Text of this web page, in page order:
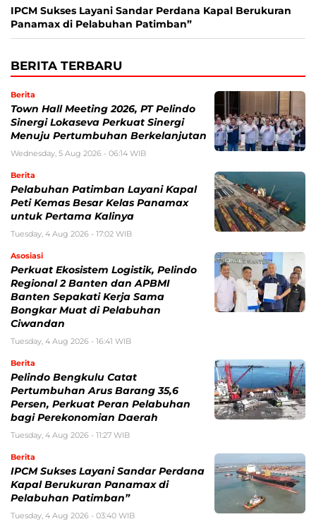
IPCM Sukses Layani Sandar Perdana Kapal Berukuran
Panamax di Pelabuhan Patimban”
BERITA TERBARU
Berita
Town Hall Meeting 2026, PT Pelindo
Sinergi Lokaseva Perkuat Sinergi
Menuju Pertumbuhan Berkelanjutan
Wednesday, 5 Aug 2026 - 06:14 WIB
Berita
Pelabuhan Patimban Layani Kapal
Peti Kemas Besar Kelas Panamax
untuk Pertama Kalinya
Tuesday, 4 Aug 2026 - 17:02 WIB
Asosiasi
Perkuat Ekosistem Logistik, Pelindo
Regional 2 Banten dan APBMI
Banten Sepakati Kerja Sama
Bongkar Muat di Pelabuhan
Ciwandan
Tuesday, 4 Aug 2026 - 16:41 WIB
Berita
Pelindo Bengkulu Catat
Pertumbuhan Arus Barang 35,6
Persen, Perkuat Peran Pelabuhan
bagi Perekonomian Daerah
Tuesday, 4 Aug 2026 - 11:27 WIB
Berita
IPCM Sukses Layani Sandar Perdana
Kapal Berukuran Panamax di
Pelabuhan Patimban”
Tuesday, 4 Aug 2026 - 03:40 WIB